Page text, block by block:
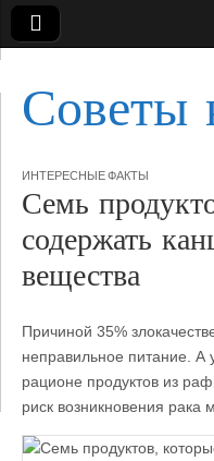
Советы
ИНТЕРЕСНЫЕ ФАКТЫ
Семь
содержать
вещества
Причиной 35%
неправильное питание. А
рационе продуктов из
риск возникновения